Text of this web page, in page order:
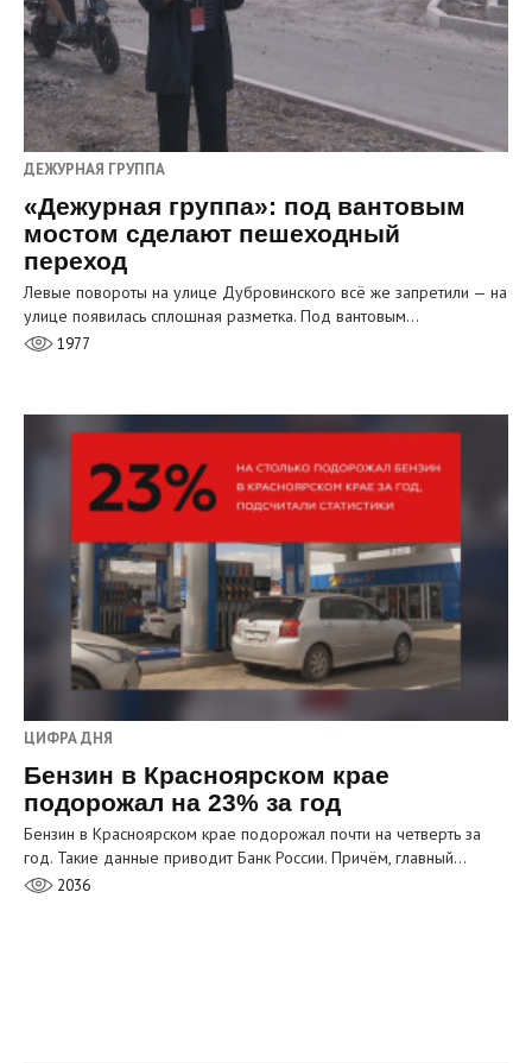
ДЕЖУРНАЯ ГРУППА
«Дежурная группа»: под вантовым
мостом сделают пешеходный
переход
Левые повороты на улице Дубровинского всё же запретили — на
улице появилась сплошная разметка. Под вантовым…
1977
ЦИФРА ДНЯ
Бензин в Красноярском крае
подорожал на 23% за год
Бензин в Красноярском крае подорожал почти на четверть за
год. Такие данные приводит Банк России. Причём, главный…
2036